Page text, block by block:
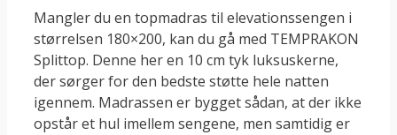
Mangler du en topmadras til elevationssengen i
størrelsen 180×200, kan du gå med TEMPRAKON
Splittop. Denne her en 10 cm tyk luksuskerne,
der sørger for den bedste støtte hele natten
igennem. Madrassen er bygget sådan, at der ikke
opstår et hul imellem sengene, men samtidig er